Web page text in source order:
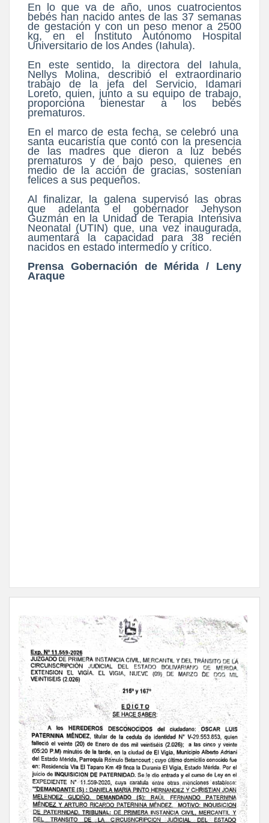
En lo que va de año, unos cuatrocientos
bebés han nacido antes de las 37 semanas
de gestación y con un peso menor a 2500
kg, en el Instituto Autónomo Hospital
Universitario de los Andes (Iahula).
En este sentido, la directora del Iahula,
Nellys Molina, describió el extraordinario
trabajo de la jefa del Servicio, Idamari
Loreto, quien, junto a su equipo de trabajo,
proporciona bienestar a los bebés
prematuros.
En el marco de esta fecha, se celebró una
santa eucaristía que contó con la presencia
de las madres que dieron a luz bebés
prematuros y de bajo peso, quienes en
medio de la acción de gracias, sostenían
felices a sus pequeños.
Al finalizar, la galena supervisó las obras
que adelanta el gobernador Jehyson
Guzmán en la Unidad de Terapia Intensiva
Neonatal (UTIN) que, una vez inaugurada,
aumentará la capacidad para 38 recién
nacidos en estado intermedio y crítico.
Prensa Gobernación de Mérida / Leny
Araque